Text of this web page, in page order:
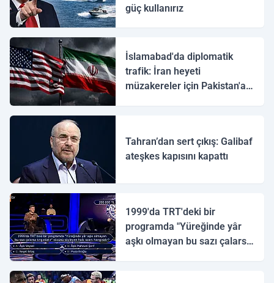
güç kullanırız
İslamabad'da diplomatik
trafik: İran heyeti
müzakereler için Pakistan'a
Tahran’dan sert çıkış: Galibaf
ateşkes kapısını kapattı
1999'da TRT'deki bir
programda "Yüreğinde yâr
aşkı olmayan bu sazı çalarsa